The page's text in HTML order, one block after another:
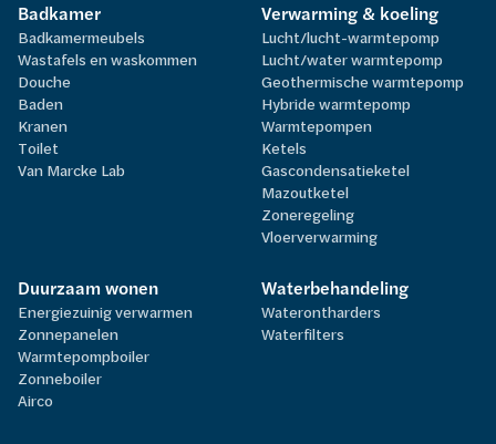
Badkamer
Badkamermeubels
Wastafels en waskommen
Douche
Baden
Kranen
Toilet
Van Marcke Lab
Verwarming & koeling
Lucht/lucht-warmtepomp
Lucht/water warmtepomp
Geothermische warmtepomp
Hybride warmtepomp
Warmtepompen
Ketels
Gascondensatieketel
Mazoutketel
Zoneregeling
Vloerverwarming
Duurzaam wonen
Energiezuinig verwarmen
Zonnepanelen
Warmtepompboiler
Zonneboiler
Airco
Waterbehandeling
Waterontharders
Waterfilters